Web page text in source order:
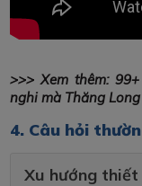
>>> Xem thêm:
nghi mà Thăng
4. Câu hỏi
Xu hướng